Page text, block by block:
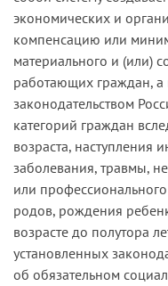
экономических и
компенсацию или
материального и (или)
работающих граждан, а
законодательством
категорий граждан
возраста, наступления
заболевания, травмы,
или
родов, рождения
возрасте до полутора
установленных
об обязательном